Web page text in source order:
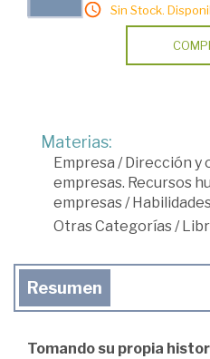
Sin Stock.
Materias:
Empresa / Dirección y
empresas. Recursos
empresas/
Otras Categorías/
Resumen
Tomando su propia